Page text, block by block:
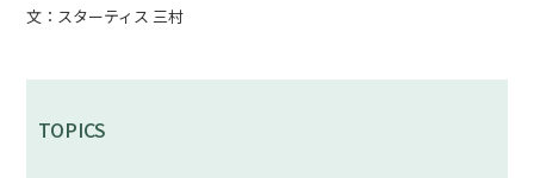
文：スターティス 三村
TOPICS